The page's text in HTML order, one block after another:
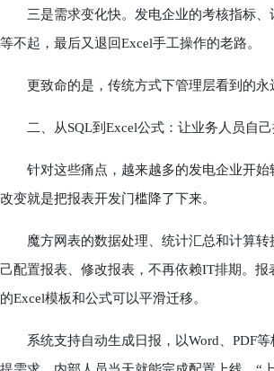
三是需求变化快。发电企业的考核指标、
等不起，最后又退回Excel手工操作的老路。
更致命的是，传统方式下管理层看到的永
二、从SQL到Excel公式：让业务人员自己
针对这些痛点，越来越多的发电企业开始
改变就是把报表开发门槛降了下来。
魔方网表的数据处理、统计汇总和计算转
己配置报表、修改报表，不再依赖IT排期。
的Excel模板和公式可以平滑迁移。
系统支持自动生成日报，以Word、PDF等